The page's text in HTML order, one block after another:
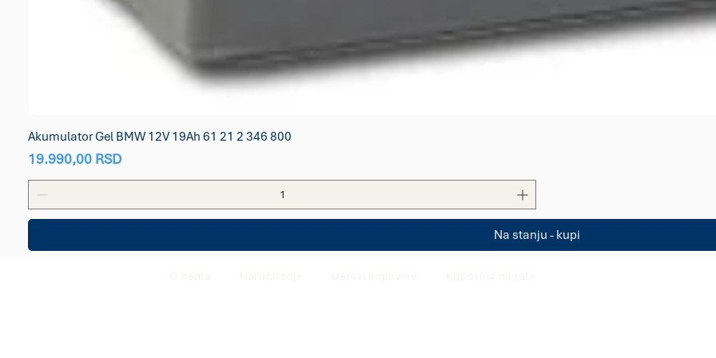
Akumulator Gel BMW 12V 19Ah 61 21 2 346 800
Price
19.990,00 RSD
Na stanju - kupi